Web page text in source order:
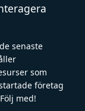
senaste
som
företag
med!